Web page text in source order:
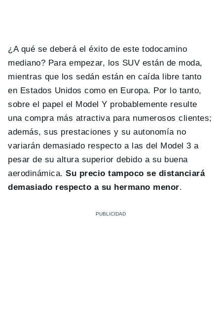
¿A qué se deberá el éxito de este todocamino
mediano? Para empezar, los SUV están de moda,
mientras que los sedán están en caída libre tanto
en Estados Unidos como en Europa. Por lo tanto,
sobre el papel el Model Y probablemente resulte
una compra más atractiva para numerosos clientes;
además, sus prestaciones y su autonomía no
variarán demasiado respecto a las del Model 3 a
pesar de su altura superior debido a su buena
aerodinámica.Su precio tampoco se distanciará
demasiado respecto a su hermano menor.